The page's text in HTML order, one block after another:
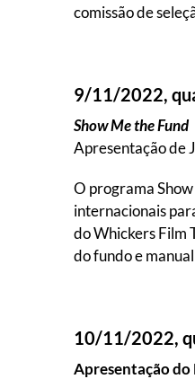
comissão de
9/11/2022,
Show Me the Fund
Apresentação de
O programa
internacionais
do Whickers Film
do fundo e
10/11/2022,
Apresentação